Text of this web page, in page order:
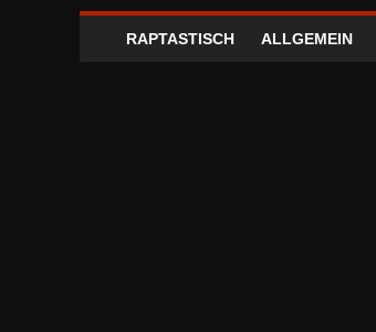
RAPTASTISCH ALLGEMEIN